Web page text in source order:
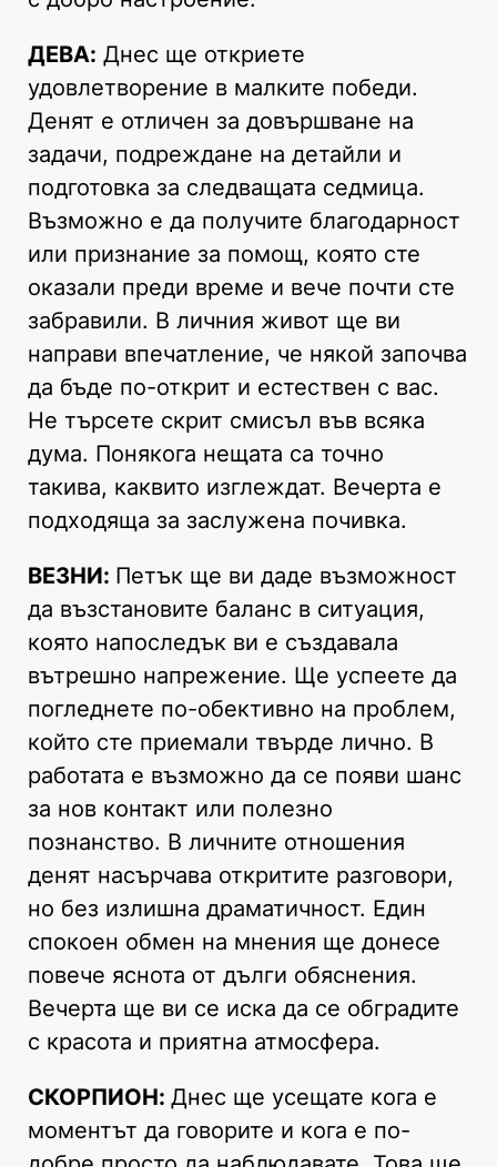
ДЕВА: Днес ще откриете
удовлетворение в малките победи.
Денят е отличен за довършване на
задачи, подреждане на детайли и
подготовка за следващата седмица.
Възможно е да получите благодарност
или признание за помощ, която сте
оказали преди време и вече почти сте
забравили. В личния живот ще ви
направи впечатление, че някой започва
да бъде по-открит и естествен с вас.
Не търсете скрит смисъл във всяка
дума. Понякога нещата са точно
такива, каквито изглеждат. Вечерта е
подходяща за заслужена почивка.
ВЕЗНИ: Петък ще ви даде възможност
да възстановите баланс в ситуация,
която напоследък ви е създавала
вътрешно напрежение. Ще успеете да
погледнете по-обективно на проблем,
който сте приемали твърде лично. В
работата е възможно да се появи шанс
за нов контакт или полезно
познанство. В личните отношения
денят насърчава откритите разговори,
но без излишна драматичност. Един
спокоен обмен на мнения ще донесе
повече яснота от дълги обяснения.
Вечерта ще ви се иска да се обградите
с красота и приятна атмосфера.
СКОРПИОН: Днес ще усещате кога е
моментът да говорите и кога е по-